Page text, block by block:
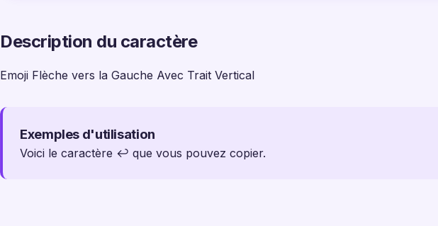
Description du caractère
Emoji Flèche vers la Gauche Avec Trait Vertical
Exemples d'utilisation
Voici le caractère ↩ que vous pouvez copier.